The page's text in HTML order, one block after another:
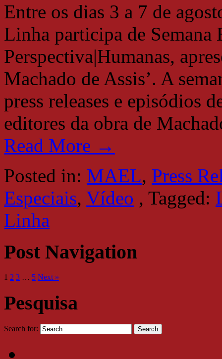
Entre os dias 3 a 7 de
Linha participa de
Perspectiva|Humanas,
Machado de Assis’. A
press releases e episódios
editores da obra de
Read More →
Posted in: MAEL, Press
Especiais, Vídeo , Tagged:
Linha
Post Navigation
1 2 3 … 5 Next »
Pesquisa
Search for: